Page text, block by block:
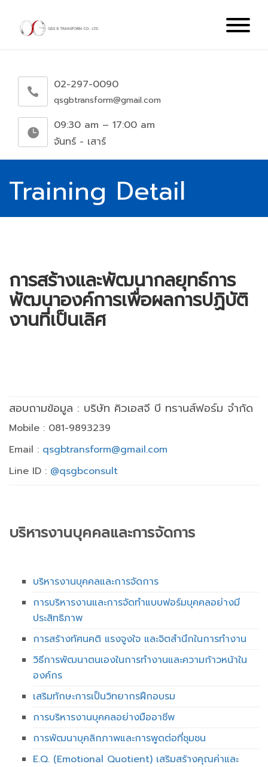
02-297-0090
qsgbtransform@gmail.com
09:30 am – 17:00 am
จันทร์ - เสาร์
Training Detail
การสร้างและพัฒนากลยุทธ์การ
พัฒนาองค์การเพื่อผลการปฏิบัติ
งานที่เป็นเลิศ
สอบถามข้อมูล : บริษัท คิวเอสจี บี ทรานส์ฟอร์ม จำกัด
Mobile : 081-9893239
Email : qsgbtransform@gmail.com
Line ID : @qsgbconsult
บริหารงานบุคคลและการจัดการ
บริหารงานบุคคลและการจัดการ
การบริหารงานและการจัดทำแบบฟอร์มบุคคลอย่างมี
ประสิทธิภาพ
การสร้างทัศนคติ แรงจูงใจ และจิตสำนึกในการทำงาน
วิธีการพัฒนาตนเองในการทำงานและความก้าวหน้าใน
องค์กร
เสริมทักษะการเป็นวิทยากรฝึกอบรม
การบริหารงานบุคคลอย่างมืออาชีพ
การพัฒนาบุคลิกภาพและการพูดต่อที่ชุมชน
E.Q. (Emotional Quotient) เสริมสร้างคุณค่าและ